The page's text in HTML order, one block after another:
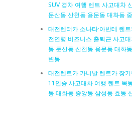
SUV 경차 여행 렌트 사고대차
둔산동 산천동 용문동 대화동
대전렌터카 소나타·아반테 렌
전연령 비즈니스 출퇴근 사고
동 둔산동 산천동 용문동 대화
변동
대전렌트카 카니발 렌트카 장
11인승 사고대차 여행 렌트 목
동 대화동 중앙동 삼성동 효동